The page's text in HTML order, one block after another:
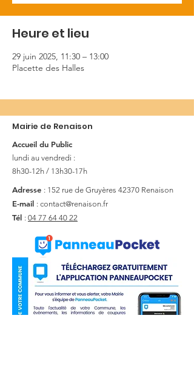
Heure et lieu
29 juin 2025, 11:30 – 13:00
Placette des Halles
Mairie de Renaison
Accueil du Public
lundi au vendredi :
8h30-12h / 13h30-17h
Adresse : 152 rue de Gruyères 42370 Renaison
E-mail : contact@renaison.fr
Tél : 04 77 64 40 22